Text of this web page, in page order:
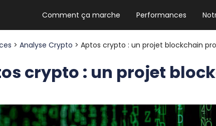
Comment ça marche Performances
NEWSLETTER
Les news crypto dont
Le guide ultime pour
cryptomonnaies
>Analyse Crypto > Aptos crypto : un projet blockchain
crypto : un projet